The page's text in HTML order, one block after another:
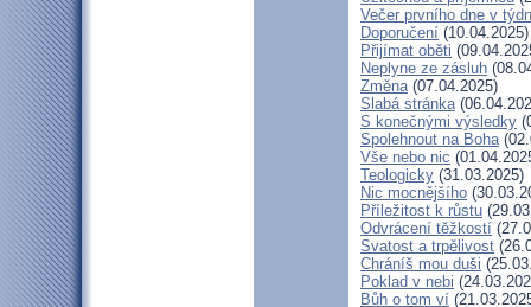
Večer prvního dne v
Doporučení (10.04.2025)
Přijímat oběti
Neplyne ze zásluh
Změna(07.04.2025)
Slabá stránka
S konečnými výsledky
Spolehnout na Boha
Vše nebo nic
Teologicky (31.03.2025)
Nic mocnějšího
Příležitost k růstu
Odvrácení těžkostí
Svatost a trpělivost
Chráníš mou duši
Poklad v nebi
Bůh o tom ví